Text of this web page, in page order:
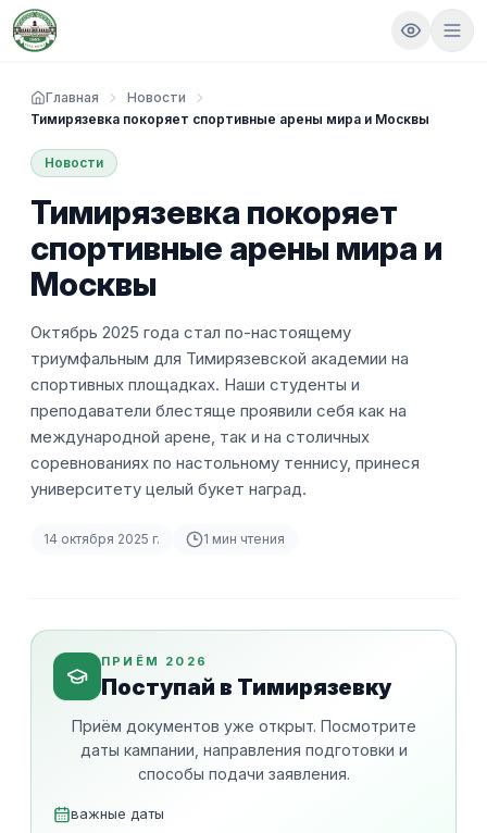
Главная
Новости
Тимирязевка покоряет спортивные арены мира и Москвы
Новости
Тимирязевка покоряет
спортивные арены мира и
Москвы
Октябрь 2025 года стал по-настоящему
триумфальным для Тимирязевской академии на
спортивных площадках. Наши студенты и
преподаватели блестяще проявили себя как на
международной арене, так и на столичных
соревнованиях по настольному теннису, принеся
университету целый букет наград.
14 октября 2025 г. 1 мин чтения
ПРИЁМ 2026
Поступай в Тимирязевку
Приём документов уже открыт. Посмотрите
даты кампании, направления подготовки и
способы подачи заявления.
важные даты